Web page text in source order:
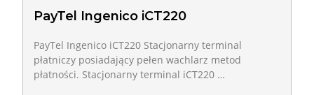
PayTel Ingenico iCT220
PayTel Ingenico iCT220 Stacjonarny terminal
płatniczy posiadający pełen wachlarz metod
płatności. Stacjonarny terminal iCT220 …